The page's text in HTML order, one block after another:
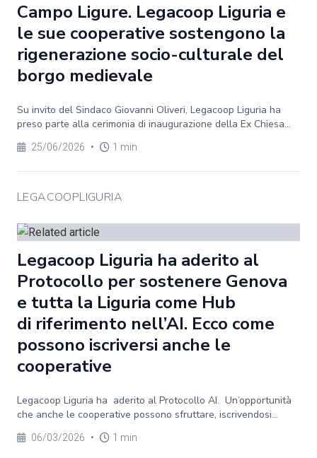
Campo Ligure. Legacoop Liguria e
le sue cooperative sostengono la
rigenerazione socio-culturale del
borgo medievale
Su invito del Sindaco Giovanni Oliveri, Legacoop Liguria ha
preso parte alla cerimonia di inaugurazione della Ex Chiesa...
25/06/2026 • 1 min
LEGACOOPLIGURIA
Legacoop Liguria ha aderito al
Protocollo per sostenere Genova
e tutta la Liguria come Hub
di riferimento nell’AI. Ecco come
possono iscriversi anche le
cooperative
Legacoop Liguria ha aderito al Protocollo AI. Un’opportunità
che anche le cooperative possono sfruttare, iscrivendosi...
06/03/2026 • 1 min